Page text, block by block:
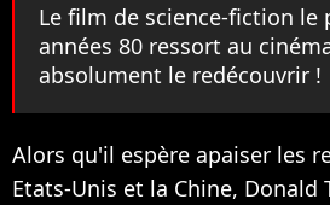
Le film de science-fiction le
années 80 ressort au
absolument le redécouvrir !
Alors qu'il espère apaiser les
Etats-Unis et la Chine, Donald